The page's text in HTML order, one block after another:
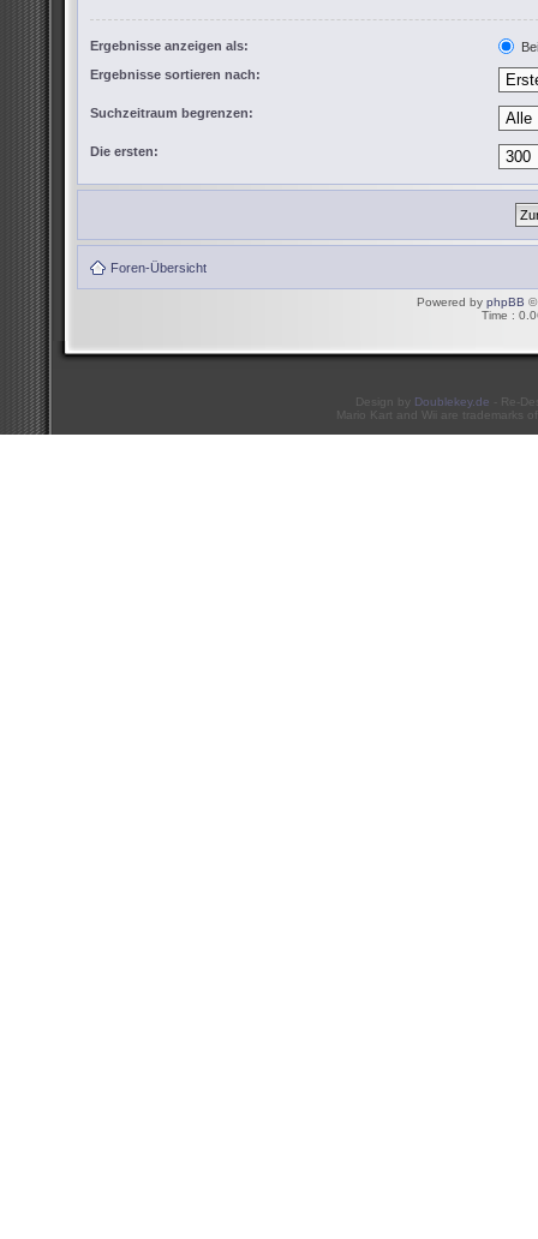
Ergebnisse anzeigen als:
Ergebnisse sortieren nach:
Suchzeitraum begrenzen:
Die ersten:
Foren-Übersicht
Powered by phpBB ©
Time :
Design by Doublekey.de - Re-
Mario Kart and Wii are trademarks